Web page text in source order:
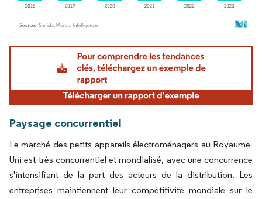
Image © Mordor Intelligence. La réutilisation nécessite une attribution sous CC BY
Paysage concurrentiel
Le marché des petits appareils électroménagers au Royaume-
Uni est très concurrentiel et mondialisé, avec une concurrence
s'intensifiant de la part des acteurs de la distribution. Les
entreprises maintiennent leur compétitivité mondiale sur le